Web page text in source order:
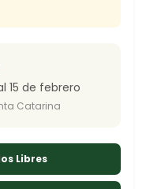
15 de febrero
Catarina
Libres